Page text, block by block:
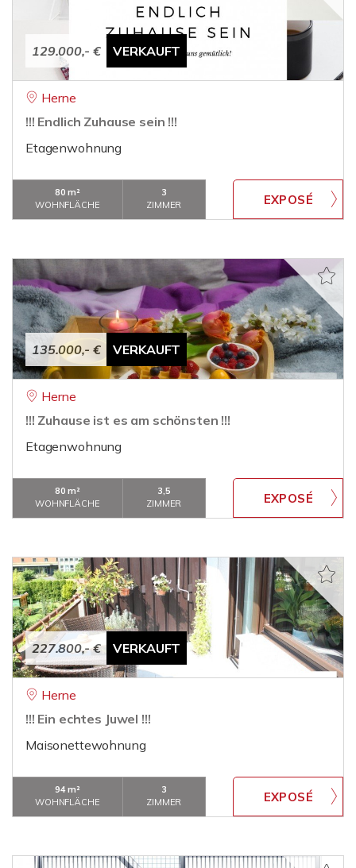
129.000,- € VERKAUFT
Herne
!!! Endlich Zuhause sein !!!
Etagenwohnung
80 m²
WOHNFLÄCHE
3
ZIMMER
135.000,- € VERKAUFT
Herne
!!! Zuhause ist es am schönsten !!!
Etagenwohnung
80 m²
WOHNFLÄCHE
3,5
ZIMMER
227.800,- € VERKAUFT
Herne
!!! Ein echtes Juwel !!!
Maisonettewohnung
94 m²
WOHNFLÄCHE
3
ZIMMER